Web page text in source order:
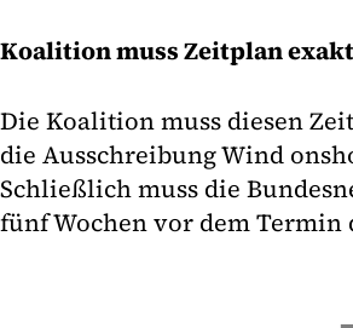
Koalition muss Zeitplan
Die Koalition muss diesen
die Ausschreibung Wind
Schließlich muss die
fünf Wochen vor dem